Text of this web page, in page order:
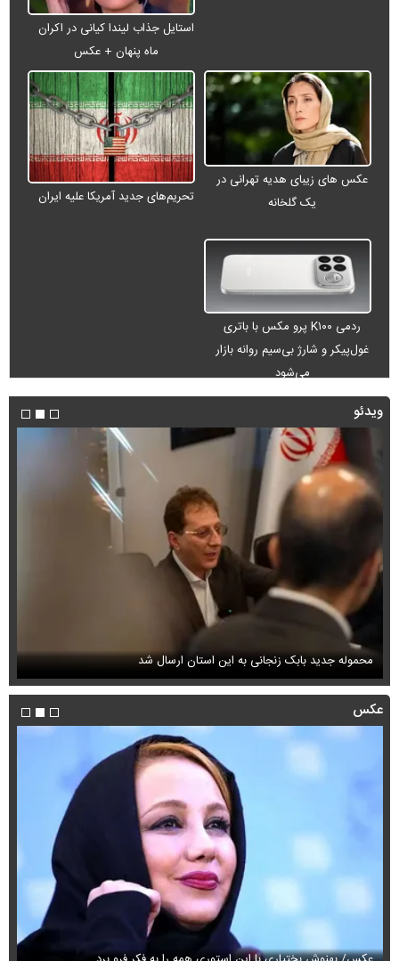
استایل جذاب لیندا کیانی در اکران
ماه پنهان + عکس
عکس های زیبای هدیه تهرانی در
یک گلخانه
تحریم‌های جدید آمریکا علیه ایران
ردمی K۱۰۰ پرو مکس با باتری
غول‌پیکر و شارژ بی‌سیم روانه بازار
می‌شود
ویدئو
محموله جدید بابک زنجانی به این استان ارسال شد
عکس